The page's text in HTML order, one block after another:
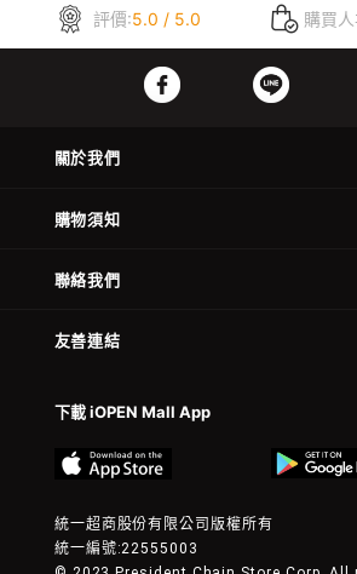
評價:5.0 / 5.0 購買
關於我們
購物須知
聯絡我們
友善連結
下載 iOPEN Mall App
統一超商股份有限公司版權所有
統一編號:22555003